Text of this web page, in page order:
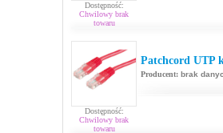
Dostępność:
Chwilowy brak
towaru
Dostępność:
Chwilowy brak
towaru
Patchcord UTP
Producent: brak